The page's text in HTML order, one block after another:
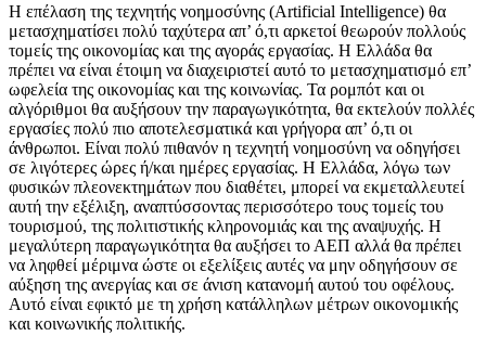
Η επέλαση της τεχνητής νοημοσύνης (Artificial Intelligence) θα
μετασχηματίσει πολύ ταχύτερα απ’ ό,τι αρκετοί θεωρούν πολλούς
τομείς της οικονομίας και της αγοράς εργασίας. Η Ελλάδα θα
πρέπει να είναι έτοιμη να διαχειριστεί αυτό το μετασχηματισμό επ’
ωφελεία της οικονομίας και της κοινωνίας. Τα ρομπότ και οι
αλγόριθμοι θα αυξήσουν την παραγωγικότητα, θα εκτελούν πολλές
εργασίες πολύ πιο αποτελεσματικά και γρήγορα απ’ ό,τι οι
άνθρωποι. Είναι πολύ πιθανόν η τεχνητή νοημοσύνη να οδηγήσει
σε λιγότερες ώρες ή/και ημέρες εργασίας. Η Ελλάδα, λόγω των
φυσικών πλεονεκτημάτων που διαθέτει, μπορεί να εκμεταλλευτεί
αυτή την εξέλιξη, αναπτύσσοντας περισσότερο τους τομείς του
τουρισμού, της πολιτιστικής κληρονομιάς και της αναψυχής. Η
μεγαλύτερη παραγωγικότητα θα αυξήσει το ΑΕΠ αλλά θα πρέπει
να ληφθεί μέριμνα ώστε οι εξελίξεις αυτές να μην οδηγήσουν σε
αύξηση της ανεργίας και σε άνιση κατανομή αυτού του οφέλους.
Αυτό είναι εφικτό με τη χρήση κατάλληλων μέτρων οικονομικής
και κοινωνικής πολιτικής.